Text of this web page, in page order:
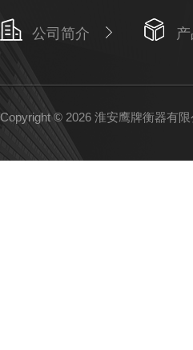
公司简介
Copyright © 2026 淮安鹰牌衡器有